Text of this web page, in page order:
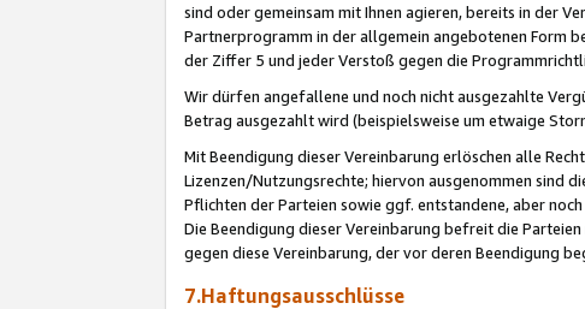
sind oder gemeinsam mit Ihnen agieren, bereits in der
Partnerprogramm in der allgemein angebotenen Form
der Ziffer 5 und jeder Verstoß gegen die
Wir dürfen angefallene und noch nicht ausgezahlte
Betrag ausgezahlt wird (beispielsweise um etwaige
Mit Beendigung dieser Vereinbarung erlöschen alle
Lizenzen/Nutzungsrechte; hiervon ausgenommen sind
Pflichten der Parteien sowie ggf. entstandene, aber
Die Beendigung dieser Vereinbarung befreit die
gegen diese Vereinbarung, der vor deren Beendigung
7.Haftungsausschlüsse